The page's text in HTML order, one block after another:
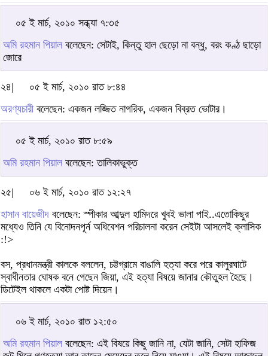
০৫ ই মার্চ, ২০১০ সন্ধ্যা ৭:৩৫
অমি রহমান পিয়াল বলেছেন: সেটাই, কিন্তু হাল ছেড়ো না বন্ধু, বরং কণ্ঠ ছাড়ো
জোরে
২৪|
০৫ ই মার্চ, ২০১০ রাত ৮:৪৪
অরণ্যচারীবলেছেন: একজন লজ্জিত নাগরিক, একজন বিব্রত ভোটার।
০৫ ই মার্চ, ২০১০ রাত ৮:৫৯
অমি রহমান পিয়াল বলেছেন: তালিকাভুক্ত
২৫|
০৬ ই মার্চ, ২০১০ রাত ১২:২৭
হাসান বায়েজীদ বলেছেন: স্পীকার আব্দুল হামিদরে খুবই ভালা পাই..এতোকিছুর
মধ্যেও তিনি যে বিনোদনপূর্ন অধিবেশন পরিচালনা করেন সেইটা আসলেই ক্লাসিক
:!>
বস, প্রধানমন্ত্রী কালকে বললেন, চট্টগ্রামে বাঙালি হত্যা করে পরে কালুরঘাটে
স্বাধীনতার ঘোষক বনে গেছেন জিয়া, এই হত্যা বিষয়ে জানার কৌতুহল হৈছে।
ডিটেইল থাকলে একটা পোষ্ট দিয়েন।
০৬ ই মার্চ, ২০১০ রাত ১২:৫০
অমি রহমান পিয়াল বলেছেন: এই বিষয়ে কিছু জানি না, যেটা জানি, সেটা হাফিজ